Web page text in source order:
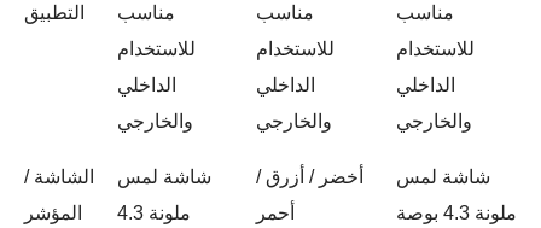
التطبيق
مناسب
للاستخدام
الداخلي
والخارجي
مناسب
للاستخدام
الداخلي
والخارجي
مناسب
للاستخدام
الداخلي
والخارجي
الشاشة /
المؤشر
شاشة لمس
ملونة 4.3
أخضر / أزرق /
أحمر
شاشة لمس
ملونة 4.3 بوصة